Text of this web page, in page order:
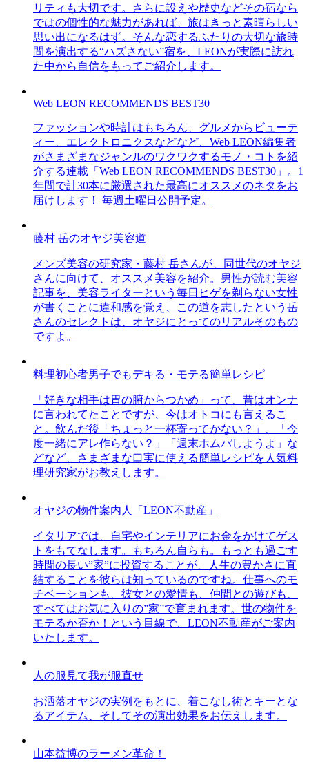
リティも大切です。さらに設えや歴史などその宿なら
ではの個性的な魅力があれば、旅はきっと素晴らしい
思い出になるはず。そんな恋するふたりの大切な旅時
間を演出する“ハズさない”宿を、LEONが実際に訪れ
た中から自信をもってご紹介します。
Web LEON RECOMMENDS BEST30
ファッションや時計はもちろん、グルメからビューテ
ィー、エレクトロニクスなどなど、Web LEON編集者
がさまざまなジャンルのワクワクするモノ・コトを紹
介する連載「Web LEON RECOMMENDS BEST30」。1
年間で計30本に厳選された最高にオススメのネタをお
届けします！ 毎週土曜日公開予定。
藤村 岳のオヤジ美容道
メンズ美容の研究家・藤村 岳さんが、同世代のオヤジ
さんに向けて、オススメ美容を紹介。男性が読む美容
記事を、美容ライターという毎日ヒゲを剃らない女性
が書くことに違和感を覚え、この道を志したという岳
さんのセレクトは、オヤジにとってのリアルそのもの
ですよ。
料理初心者男子でもデキる・モテる簡単レシピ
「好きな相手は胃の腑からつかめ」って、昔はオンナ
に言われてたことですが、今はオトコにも言えるこ
と。飲んだ後「ちょっと一杯寄ってかない？」、「今
度一緒にアレ作らない？」「週末ホムパしようよ」な
どなど、さまざまな口実に使える簡単レシピを人気料
理研究家がお教えします。
オヤジの物件案内人「LEON不動産」
イタリアでは、自宅やインテリアにお金をかけてゲス
トをもてなします。もちろん自らも。もっとも過ごす
時間の長い”家”に投資することが、人生の豊かさに直
結することを彼らは知っているのですね。仕事へのモ
チベーションも、彼女との愛情も、仲間との遊びも、
すべてはお気に入りの”家”で育まれます。世の物件を
モテるか否か！という目線で、LEON不動産がご案内
いたします。
人の服見て我が服直せ
お洒落オヤジの実例をもとに、着こなし術とキーとな
るアイテム、そしてその演出効果をお伝えします。
山本益博のラーメン革命！